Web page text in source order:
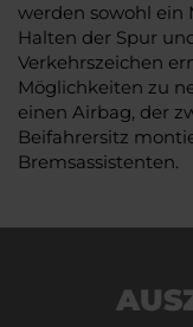
werden sowohl ein
Halten der Spur
Verkehrszeichen
Möglichkeiten zu
einen Airbag, der
Beifahrersitz
Bremsassistenten.